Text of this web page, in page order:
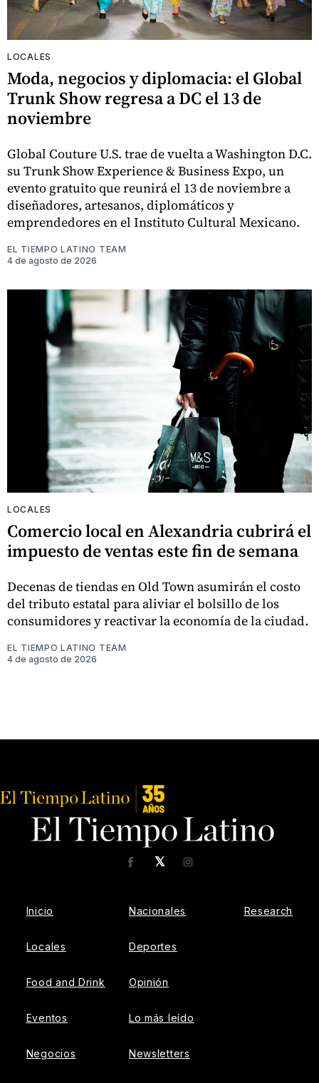
LOCALES
Moda, negocios y diplomacia: el Global
Trunk Show regresa a DC el 13 de
noviembre
Global Couture U.S. trae de vuelta a Washington D.C.
su Trunk Show Experience & Business Expo, un
evento gratuito que reunirá el 13 de noviembre a
diseñadores, artesanos, diplomáticos y
emprendedores en el Instituto Cultural Mexicano.
EL TIEMPO LATINO TEAM
4 de agosto de 2026
LOCALES
Comercio local en Alexandria cubrirá el
impuesto de ventas este fin de semana
Decenas de tiendas en Old Town asumirán el costo
del tributo estatal para aliviar el bolsillo de los
consumidores y reactivar la economía de la ciudad.
EL TIEMPO LATINO TEAM
4 de agosto de 2026
𝕏
FacebookInstagram
Inicio
Locales
Food and Drink
Eventos
Negocios
Nacionales
Deportes
Opinión
Lo más leído
Newsletters
Research